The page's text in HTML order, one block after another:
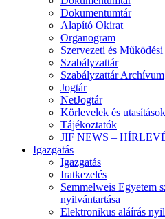
Dokumentumtár
Alapító Okirat
Organogram
Szervezeti és
Szabályzattár
Szabályzattár Archívum
Jogtár
NetJogtár
Körlevelek és utasítások
Tájékoztatók
JIF NEWS –
Igazgatás
Igazgatás
Iratkezelés
Semmelweis Egyetem
nyilvántartása
Elektronikus aláírás